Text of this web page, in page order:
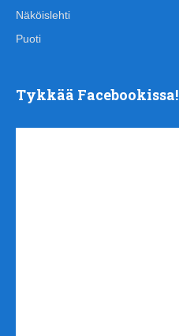
Näköislehti
Puoti
Tykkää Facebookissa!